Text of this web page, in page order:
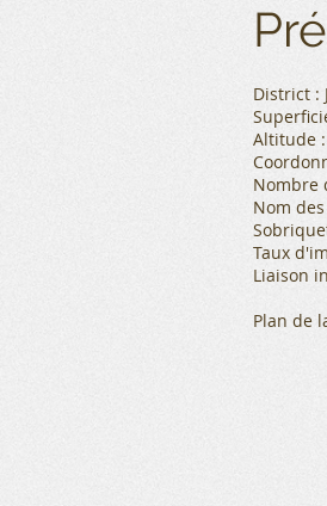
District :
Altitude
Nombre
Nom
Taux
Liaison
Plan de